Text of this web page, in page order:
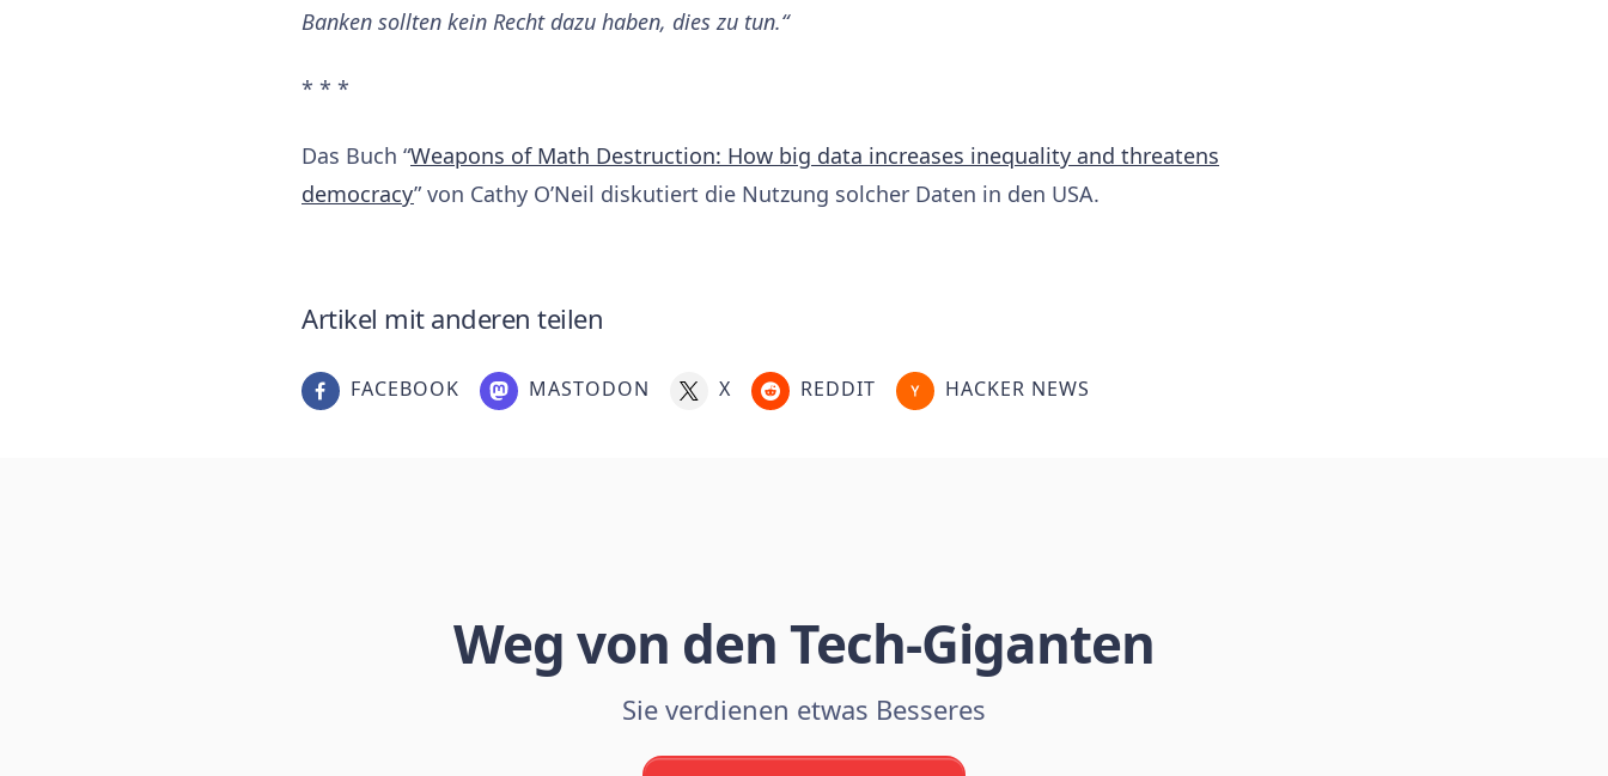
Banken sollten kein Recht dazu haben, dies zu tun.“
* * *
Das Buch “Weapons of Math Destruction: How big data increases inequality and threatens
democracy” von Cathy O’Neil diskutiert die Nutzung solcher Daten in den USA.
Artikel mit anderen teilen
FACEBOOK MASTODON X REDDIT HACKER NEWS
Weg von den Tech-Giganten
Sie verdienen etwas Besseres